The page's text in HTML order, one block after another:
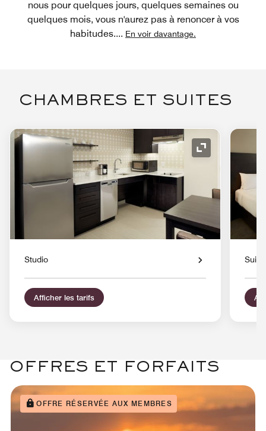
nous pour quelques jours, quelques semaines ou
quelques mois, vous n'aurez pas à renoncer à vos
habitudes.... En voir davantage.
CHAMBRES ET SUITES
Icône de
Studio
Afficher les tarifs
Suite
OFFRES ET FORFAITS
OFFRE RÉSERVÉE AUX MEMBRES